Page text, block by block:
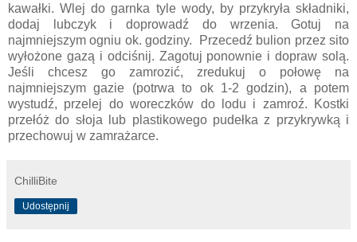
kawałki. Wlej do garnka tyle wody, by przykryła składniki,
dodaj lubczyk i doprowadź do wrzenia. Gotuj na
najmniejszym ogniu ok. godziny. Przecedź bulion przez sito
wyłożone gazą i odciśnij. Zagotuj ponownie i dopraw solą.
Jeśli chcesz go zamrozić, zredukuj o połowę na
najmniejszym gazie (potrwa to ok 1-2 godzin), a potem
wystudź, przelej do woreczków do lodu i zamroź. Kostki
przełóż do słoja lub plastikowego pudełka z przykrywką i
przechowuj w zamrażarce.
ChilliBite
Udostępnij